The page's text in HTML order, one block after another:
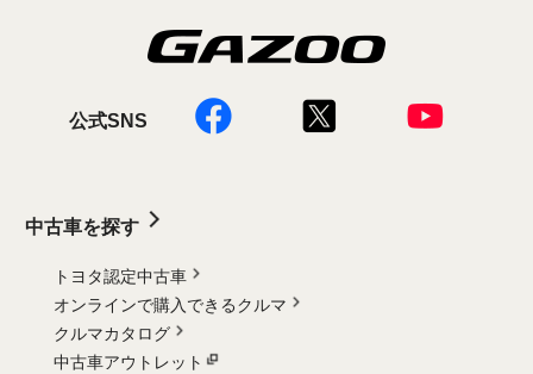
公式SNS
中古車を探す
トヨタ認定中古車
オンラインで購入できるクルマ
クルマカタログ
中古車アウトレット